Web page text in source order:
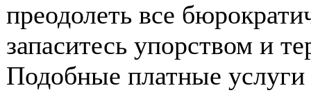
преодолеть все
запаситесь упорством и
Подобные платные